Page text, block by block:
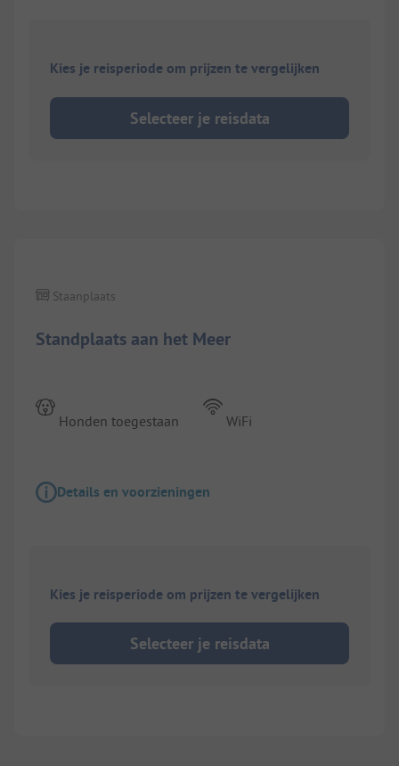
Kies je reisperiode om prijzen te vergelijken
Selecteer je reisdata
Standplaats aan het Meer
Staanplaats
Honden toegestaan WiFi
Details en voorzieningen
Kies je reisperiode om prijzen te vergelijken
Selecteer je reisdata